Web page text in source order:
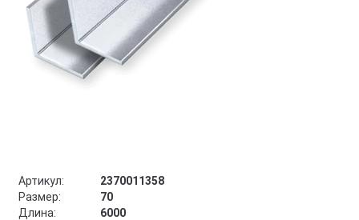
Артикул:
2370011358
Размер:
70
Длина:
6000